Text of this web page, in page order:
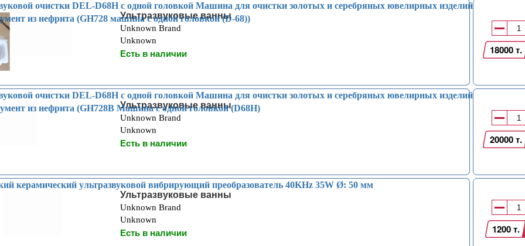
очистки DEL-D68H с одной головкой Машина для очистки золотых и серебряных ювелирных изделий
из нефрита (GH728 машина с одной головкой (D-68))
Ультразвуковые ванны
Unknown Brand
Unknown
Есть в наличии 18000 т.
очистки DEL-D68H с одной головкой Машина для очистки золотых и серебряных ювелирных изделий
из нефрита (GH728B Машина с одной головкой (D68H)
Ультразвуковые ванны
Unknown Brand
Unknown
Есть в наличии 20000 т.
керамический ультразвуковой вибрирующий преобразователь 40KHz 35W Ø: 50 мм
Ультразвуковые ванны
Unknown Brand
Unknown
Есть в наличии 1200 т.